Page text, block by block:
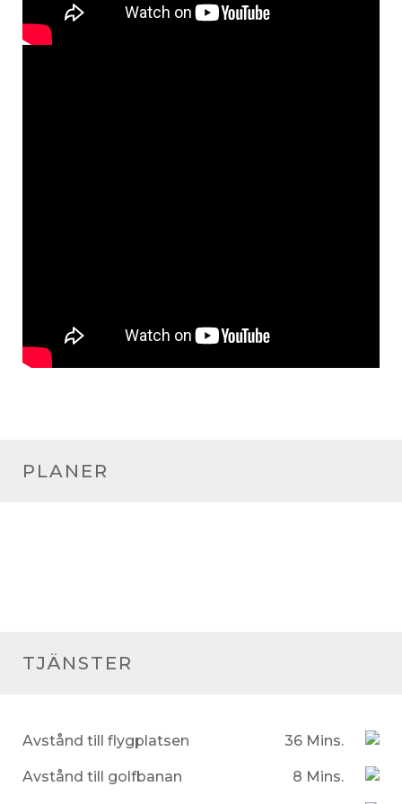
PLANER
TJÄNSTER
Avstånd till flygplatsen 36 Mins.
Avstånd till golfbanan 8 Mins.